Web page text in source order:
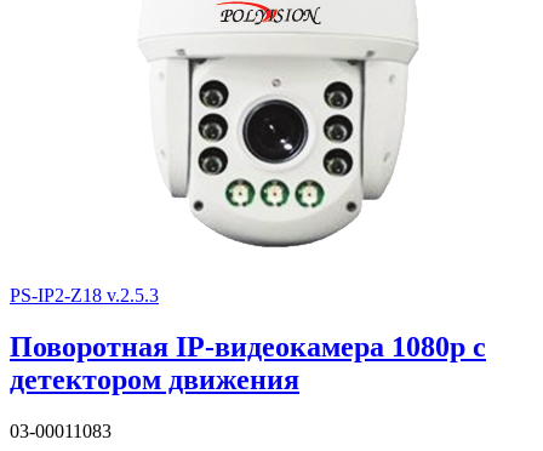
PS-IP2-Z18 v.2.5.3
Поворотная IP-видеокамера 1080p с
детектором движения
03-00011083